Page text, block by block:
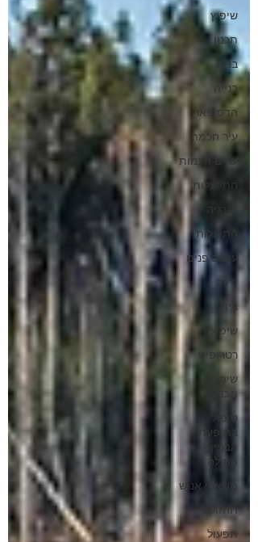
שיפוץ
תכנון
בניה
בנייה
הדס פאר
עיר חכמה
ערים חכמות
התייעלות
אנרגיה
התיעלות
עיצוב פנים
דירה
בית
שיפוץ
רטרופיט
שיפור
מבנים
טיפול
בתופעת
הבניין
החולה
משאבי אנוש
תחזוקה
תפעול